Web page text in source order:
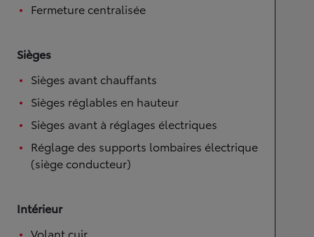
Fermeture centralisée
Sièges
Sièges avant chauffants
Sièges réglables en hauteur
Sièges avant à réglages électriques
Réglage des supports lombaires électrique
(siège conducteur)
Intérieur
Volant cuir